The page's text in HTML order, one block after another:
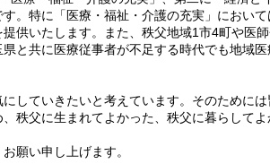
。特に「医療・福祉・介護の充実」におい
供いたします。また、秩父地域1市4町や医
と共に医療従事者が不足する時代でも地域
していきたいと考えています。そのためには
秩父に生まれてよかった、秩父に暮らして
願い申し上げます。